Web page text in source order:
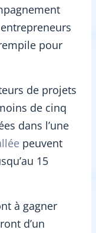
pour
de projets
de cinq
dans l’une
peuvent
15
à gagner
d’un